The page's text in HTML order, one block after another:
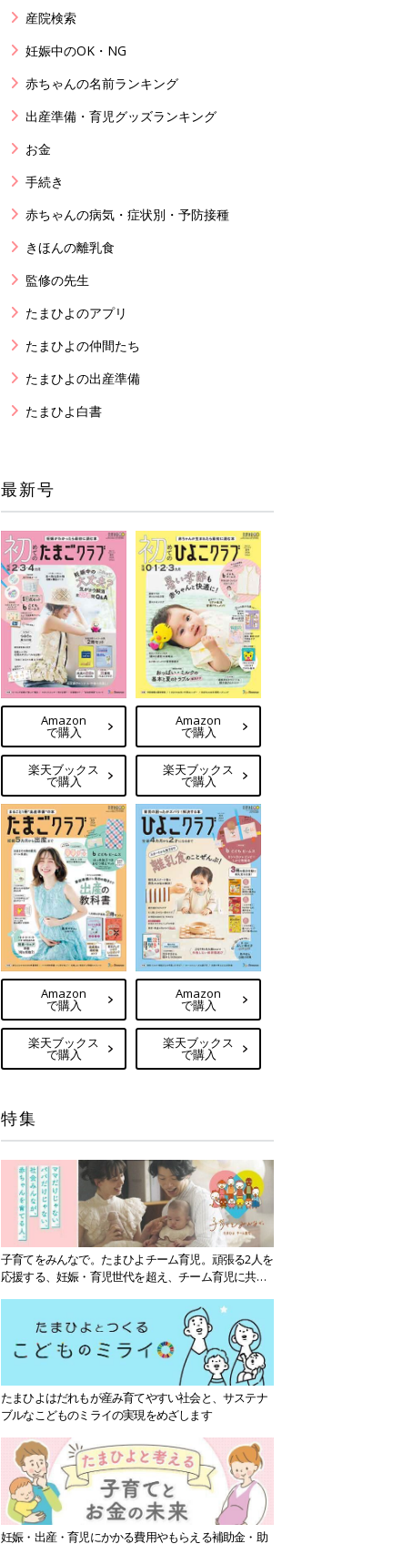
産院検索
妊娠中のOK・NG
赤ちゃんの名前ランキング
出産準備・育児グッズランキング
お金
手続き
赤ちゃんの病気・症状別・予防接種
きほんの離乳食
監修の先生
たまひよのアプリ
たまひよの仲間たち
たまひよの出産準備
たまひよ白書
最新号
Amazon
で購入
楽天ブックス
で購入
Amazon
で購入
楽天ブックス
で購入
Amazon
で購入
楽天ブックス
で購入
Amazon
で購入
楽天ブックス
で購入
特集
子育てをみんなで。たまひよチーム育児。頑張る2人を
応援する、妊娠・育児世代を超え、チーム育児に共感
たまひよはだれもが産み育てやすい社会と、サステナ
ブルなこどものミライの実現をめざします
妊娠・出産・育児にかかる費用やもらえる補助金・助